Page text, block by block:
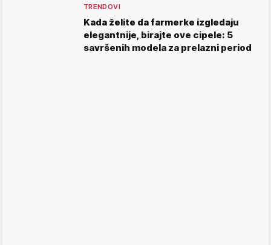
TRENDOVI
Kada želite da farmerke izgledaju
elegantnije, birajte ove cipele: 5
savršenih modela za prelazni period